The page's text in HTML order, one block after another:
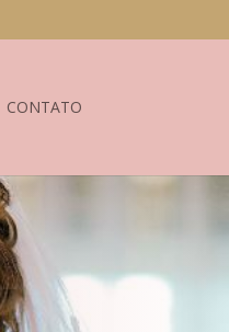
CONTATO